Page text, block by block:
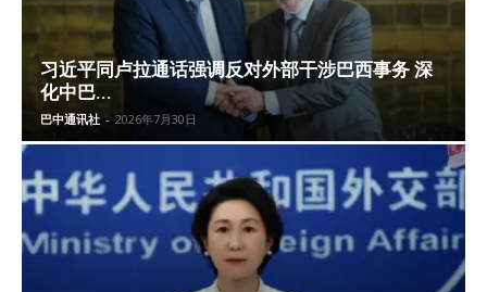
习近平同卢拉通话强调反对外部干涉巴西事务 深
化中巴...
巴中通讯社 - 2026年7月30日